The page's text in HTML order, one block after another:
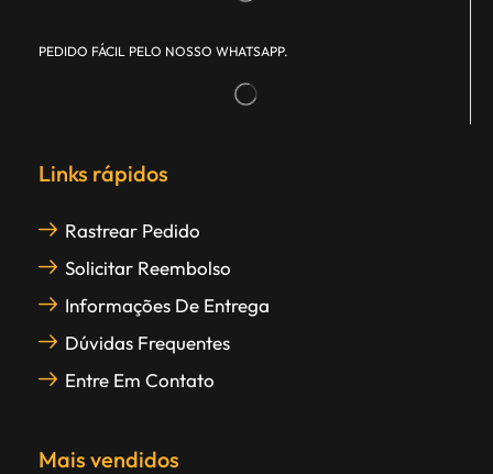
PEDIDO FÁCIL PELO NOSSO WHATSAPP.
Links rápidos
Rastrear Pedido
Solicitar Reembolso
Informações De Entrega
Dúvidas Frequentes
Entre Em Contato
Mais vendidos